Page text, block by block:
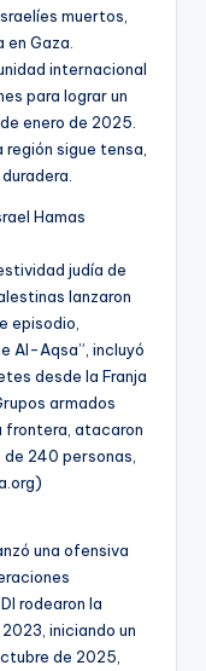
muertos,
Gaza.
internacional
para lograr un
enero de 2025.
sigue tensa,
Hamas
judía de
lanzaron
episodio,
Al-Aqsa”, incluyó
desde la Franja
armados
frontera, atacaron
240 personas,
una ofensiva
rodearon la
iniciando un
de 2025,